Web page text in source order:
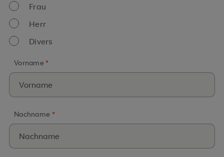
Frau
Herr
Divers
Vorname *
Nachname *